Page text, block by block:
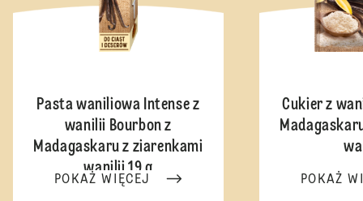
Pasta waniliowa Intense z
wanilii Bourbon z
Madagaskaru z ziarenkami
wanilii 19 g
POKAŻ WIĘCEJ
Cukier z
POKAŻ